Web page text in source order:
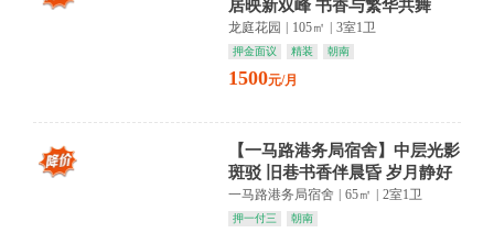
居映新双峰 书香与繁华共舞
龙庭花园 105㎡ 3室1卫
押金面议 精装 朝南
1500元/月
【一马路港务局宿舍】中层光影
斑驳 旧巷书香伴晨昏 岁月静好
藏繁华
一马路港务局宿舍 65㎡ 2室1卫
押一付三 朝南